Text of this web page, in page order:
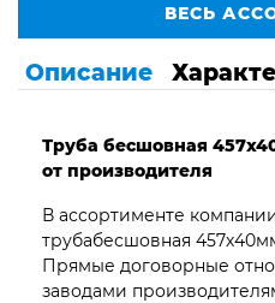
ВЕСЬ
Описание
Труба бесшовная
от производителя
В ассортименте
трубабесшовная
Прямые договорные
заводами